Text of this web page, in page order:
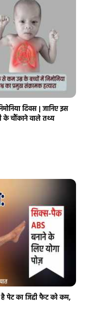
दिवस | जानिए इस
के चौंकाने वाले तथ्य
पेट का जिद्दी फैट को कम,